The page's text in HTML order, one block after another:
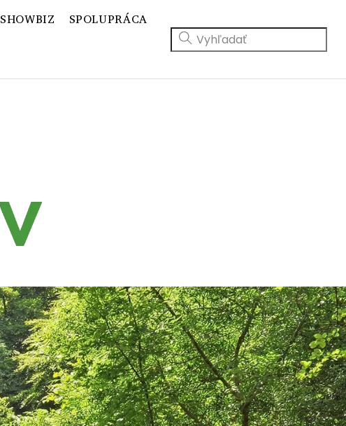
SHOWBIZ SPOLUPRÁCA